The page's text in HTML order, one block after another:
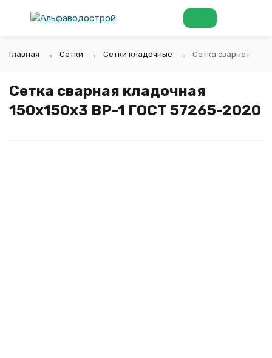
Главная Сетки Сетки кладочные Сетка сварная
Сетка сварная кладочная
150x150x3 ВР-1 ГОСТ 57265-2020